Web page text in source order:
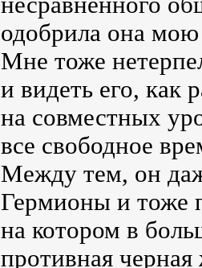
одобрила она мою
Мне тоже
и видеть его, как
на совместных
все свободное
Между тем, он
Гермионы и тоже
на котором в
противная